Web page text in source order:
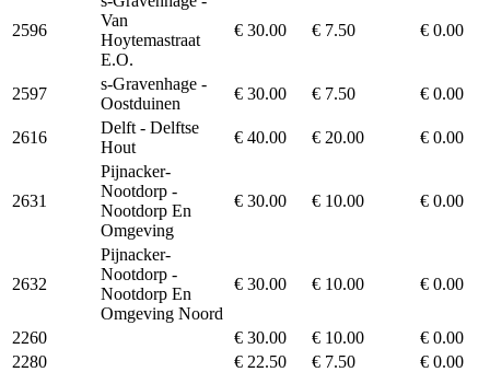
2596
Van
Hoytemastraat
E.O.
€ 30.00 € 7.50 € 0.00
2597
s-Gravenhage -
Oostduinen
€ 30.00 € 7.50 € 0.00
2616
Delft - Delftse
Hout
€ 40.00 € 20.00 € 0.00
2631
Pijnacker-
Nootdorp -
Nootdorp En
Omgeving
€ 30.00 € 10.00 € 0.00
2632
Pijnacker-
Nootdorp -
Nootdorp En
Omgeving Noord
€ 30.00 € 10.00 € 0.00
2260 € 30.00 € 10.00
€ 0.00
2280
€ 22.50 € 7.50
€ 0.00